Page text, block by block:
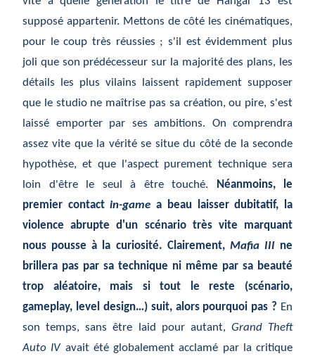
supposé appartenir. Mettons de côté les cinématiques,
pour le coup très réussies ; s'il est évidemment plus
joli que son prédécesseur sur la majorité des plans, les
détails les plus vilains laissent rapidement supposer
que le studio ne maîtrise pas sa création, ou pire, s'est
laissé emporter par ses ambitions. On comprendra
assez vite que la vérité se situe du côté de la seconde
hypothèse, et que l'aspect purement technique sera
loin d'être le seul à être touché.
Néanmoins, le
premier contactin-game a beau laisser dubitatif, la
violence abrupte d'un scénario très vite marquant
nous pousse à la curiosité. Clairement, Mafia IIIne
brillera pas par sa technique ni même par sa beauté
trop aléatoire, mais si tout le reste (scénario,
gameplay, level design…) suit, alors pourquoi pas ? En
son temps, sans être laid pour autant, Grand Theft
Auto IVavait été globalement acclamé par la critique